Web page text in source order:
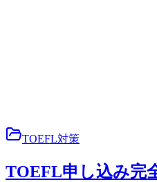
TOEFL対策
TOEFL申し込み完